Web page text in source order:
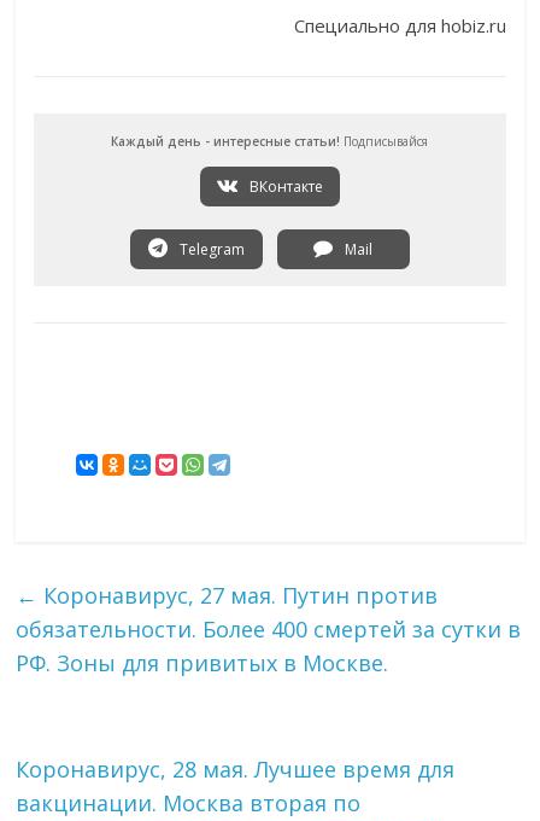
Специально для hobiz.ru
Каждый день - интересные статьи! Подписывайся
ВКонтакте
Telegram Mail
← Коронавирус, 27 мая. Путин против
обязательности. Более 400 смертей за сутки в
РФ. Зоны для привитых в Москве.
Коронавирус, 28 мая. Лучшее время для
вакцинации. Москва вторая по